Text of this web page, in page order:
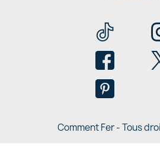
Comment Fer - Tous